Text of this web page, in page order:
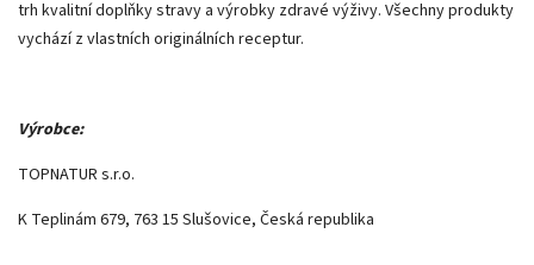
trh kvalitní doplňky stravy a výrobky zdravé výživy. Všechny produkty
vychází z vlastních originálních receptur.
Výrobce:
TOPNATUR s.r.o.
K Teplinám 679, 763 15 Slušovice, Česká republika